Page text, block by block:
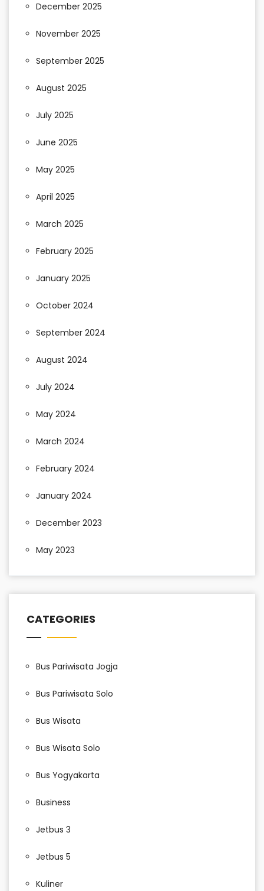
December 2025
November 2025
September 2025
August 2025
July 2025
June 2025
May 2025
April 2025
March 2025
February 2025
January 2025
October 2024
September 2024
August 2024
July 2024
May 2024
March 2024
February 2024
January 2024
December 2023
May 2023
CATEGORIES
Bus Pariwisata Jogja
Bus Pariwisata Solo
Bus Wisata
Bus Wisata Solo
Bus Yogyakarta
Business
Jetbus 3
Jetbus 5
Kuliner